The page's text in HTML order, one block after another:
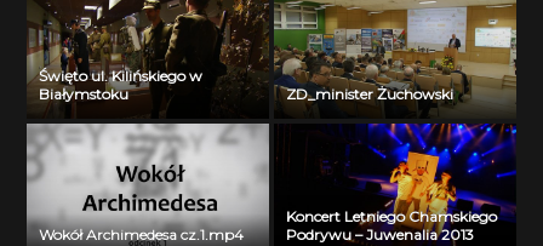
Święto ul. Kilińskiego w
Białymstoku
ZD_minister Żuchowski
Wokół Archimedesa cz.1.mp4
Koncert Letniego Chamskiego
Podrywu – Juwenalia 2013